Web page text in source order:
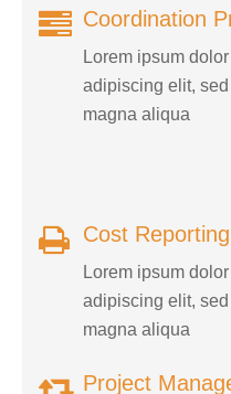
Coordination
Lorem ipsum
adipiscing elit,
magna aliqua
Cost Reporting
Lorem ipsum
adipiscing elit,
magna aliqua
Project